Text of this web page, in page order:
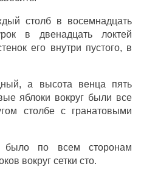
столб в восемнадцать
в двенадцать локтей
его внутри пустого, в
а высота венца пять
яблоки вокруг были все
столбе с гранатовыми
было по всем сторонам
вокруг сетки сто.